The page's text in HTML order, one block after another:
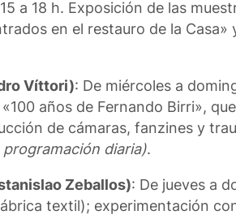
a 18 h. Exposición de las
en el restauro de la Casa»
Víttori): De miércoles a
años de Fernando Birri»,
de cámaras, fanzines y
diaria).
Zeballos): De jueves a
textil); experimentación